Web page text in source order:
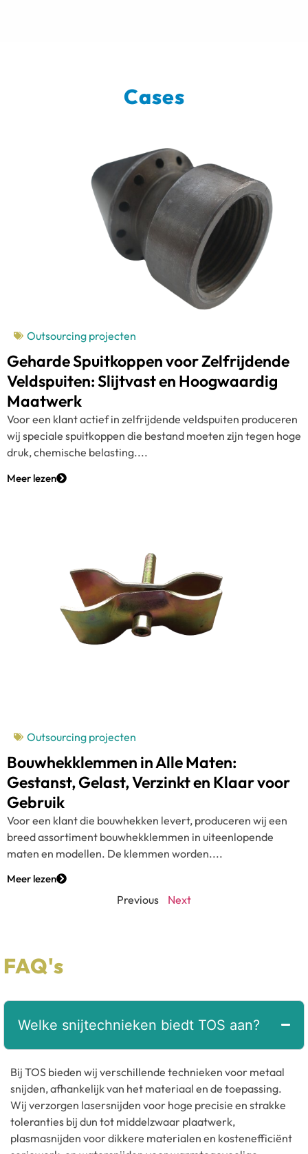
Cases
Outsourcing projecten
Geharde Spuitkoppen voor Zelfrijdende
Veldspuiten: Slijtvast en Hoogwaardig
Maatwerk
Voor een klant actief in zelfrijdende veldspuiten produceren
wij speciale spuitkoppen die bestand moeten zijn tegen hoge
druk, chemische belasting....
Meer lezen
Outsourcing projecten
Bouwhekklemmen in Alle Maten:
Gestanst, Gelast, Verzinkt en Klaar voor
Gebruik
Voor een klant die bouwhekken levert, produceren wij een
breed assortiment bouwhekklemmen in uiteenlopende
maten en modellen. De klemmen worden....
Meer lezen
Previous Next
FAQ's
Welke snijtechnieken biedt TOS aan?
Bij TOS bieden wij verschillende technieken voor metaal
snijden, afhankelijk van het materiaal en de toepassing.
Wij verzorgen lasersnijden voor hoge precisie en strakke
toleranties bij dun tot middelzwaar plaatwerk,
plasmasnijden voor dikkere materialen en kostenefficiënt